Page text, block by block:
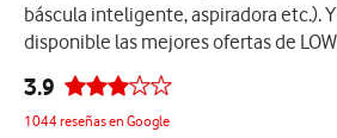
báscula inteligente, aspiradora etc.).
disponible las mejores ofertas de
3.9
1044 reseñas en Google